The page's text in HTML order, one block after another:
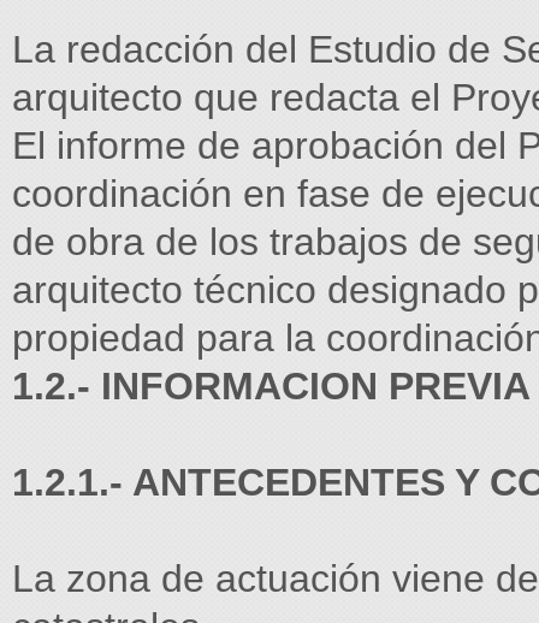
La redacción del Estudio de
arquitecto que redacta el
El informe de aprobación del
coordinación en fase de
de obra de los trabajos de
arquitecto técnico designado
propiedad para la
1.2.- INFORMACION PREVIA
1.2.1.- ANTECEDENTES Y
La zona de actuación viene